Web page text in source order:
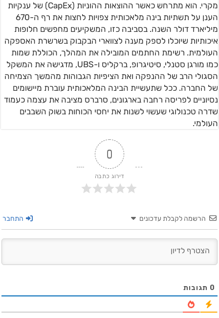
מקרי. הוא מתרחש כאשר ההוצאות ההוניות (CapEx) של ענקיות
הענן על תשתיות בינה מלאכותית צפויות לחצות את רף ה-670
מיליארד דולר השנה. בסביבה כזו, המשקיעים מחפשים חלופות
איכותיות שיוכלו לספק מענה לצווארי הבקבוק בשרשרת האספקה
העולמית. רשימת החתמים המובילה את המהלך, הכוללת שמות
כמו מורגן סטנלי, סיטיגרופ, ברקליס ו-UBS, מדגישה את המשקל
הסגולי הרב של ההנפקה ואת הציפיות הגבוהות מהמשך הצמיחה
של החברה. ככל שתעשיית הבינה המלאכותית עוברת מיישומים
נסיוניים לפריסה רחבה בארגונים, סרברס מציבה את עצמה כעמוד
שדרה טכנולוגי שעשוי לשנות את יחסי הכוחות בשוק השבבים
העולמי.
0
דירוג כתבה
הרשמה לקבלת עדכונים התחבר
0 תגובות